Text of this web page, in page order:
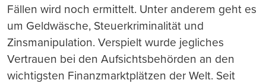
Fällen wird noch ermittelt. Unter anderem geht es
um Geldwäsche, Steuerkriminalität und
Zinsmanipulation. Verspielt wurde jegliches
Vertrauen bei den Aufsichtsbehörden an den
wichtigsten Finanzmarktplätzen der Welt. Seit